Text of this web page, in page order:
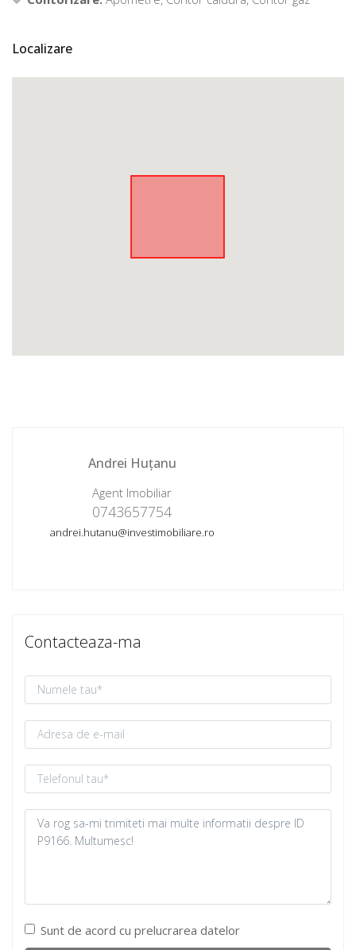
Localizare
Andrei Huțanu
Agent Imobiliar
0743657754
andrei.hutanu@investimobiliare.ro
Contacteaza-ma
Sunt de acord cu prelucrarea datelor